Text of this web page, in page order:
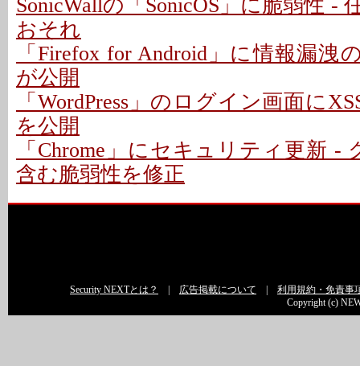
SonicWallの「SonicOS」に脆弱性 -
おそれ
「Firefox for Android」に情報漏洩
が公開
「WordPress」のログイン画面に
を公開
「Chrome」にセキュリティ更新 -
含む脆弱性を修正
Security NEXTとは？ 広告掲載について
利用規約・免責事
Copyright (c)